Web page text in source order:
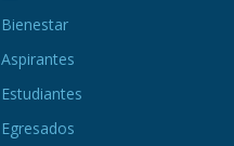
Bienestar
Aspirantes
Estudiantes
Egresados